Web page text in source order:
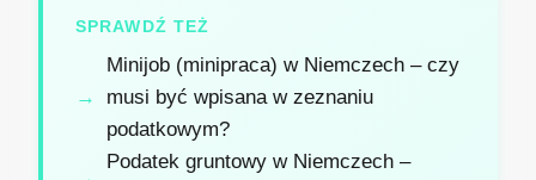
SPRAWDŹ TEŻ
Minijob (minipraca) w Niemczech – czy
musi być wpisana w zeznaniu
podatkowym?
Podatek gruntowy w Niemczech –